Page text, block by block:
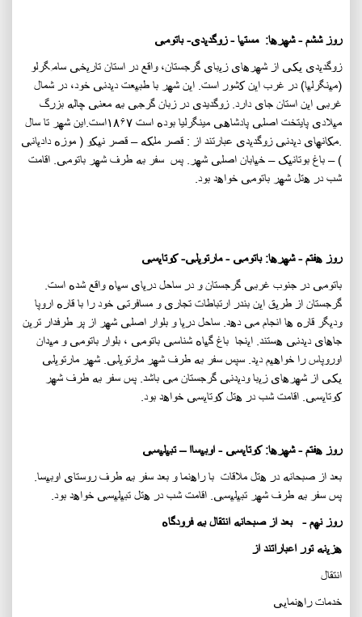
روز ششم - شهرها: مستیا - زوگدیدی- باتومی
زوگدیدی یکی از شهرهای زیبای گرجستان، واقع در استان تاریخی سامِگرلو
(مینگرلیا) در غرب این کشور است. این شهر با طبیعت دیدنی خود، در شمال
غربی این استان جای دارد. زوگديدی در زبان گرجی به معنی چاله بزرگ
است.اين شهر تا سال۱۸۶۷ میلادی پايتخت اصلی پادشاهی مينگرليا بوده است
.مکانهای دیدنی زوگدیدی عبارتند از : قصر ملکه – قصر نیکو ( موزه دادیانی
) – باغ بوتانیک – خیابان اصلی شهر. پس سفر به طرف شهر باتومی. اقامت
شب در هتل شهر باتومی خواهد بود.
روز هفتم - شهرها: باتومی - مارتویلی- کوتایسی
باتومی در جنوب غربی گرجستان و در ساحل دریای سیاه واقع شده است.
گرجستان از طریق این بندر ارتباطات تجاری و مسافرتی خود را با قاره اروپا
ودیگر قاره ها انجام می دهد. ساحل دریا و بلوار اصلی شهر از پر طرفدار ترین
جاهای دیدنی هستند. اینجا باغ گیاه شناسی باتومی ، بلوار باتومی و میدان
اوروپاس را خواهیم دید. سپس سفر به طرف شهر مارتویلی. شهر مارتویلی
یکی از شهرهای زیبا ودیدنی گرجستان می باشد. پس سفر به طرف شهر
کوتایسی. اقامت شب در هتل کوتایسی خواهد بود.
روز هفتم - شهرها: کوتایسی - اوبیساا – تبیلیسی
بعد از صبحانه در هتل ملاقات با راهنما و بعد سفر به طرف روستای اوبیسا.
پس سفر به طرف شهر تبیلیسی. اقامت شب در هتل تبیلیسی خواهد بود.
روز نهم - بعد از صبحانه انتقال به فرودگاه
هزینه تور اعباراتند از
انتقال
خدمات راهنمایی